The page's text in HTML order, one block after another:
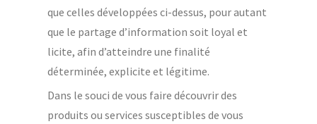
que celles développées ci-dessus, pour autant
que le partage d’information soit loyal et
licite, afin d’atteindre une finalité
déterminée, explicite et légitime.
Dans le souci de vous faire découvrir des
produits ou services susceptibles de vous